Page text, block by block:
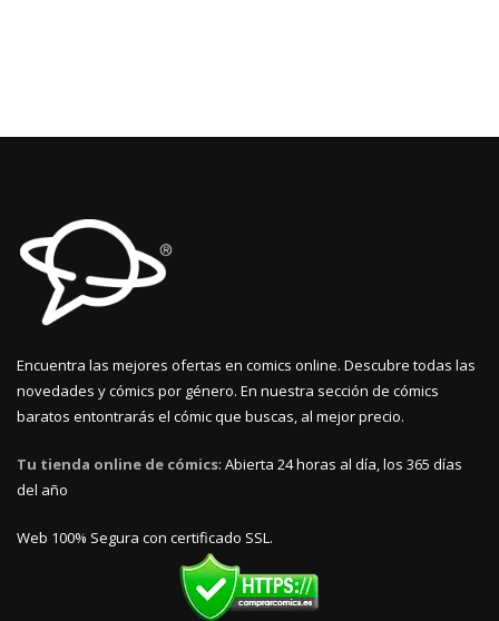
Encuentra las mejores ofertas en comics online. Descubre todas las
novedades y cómics por género. En nuestra sección de cómics
baratos entontrarás el cómic que buscas, al mejor precio.
Tu tienda online de cómics: Abierta 24 horas al día, los 365 días
del año
Web 100% Segura con certificado SSL.